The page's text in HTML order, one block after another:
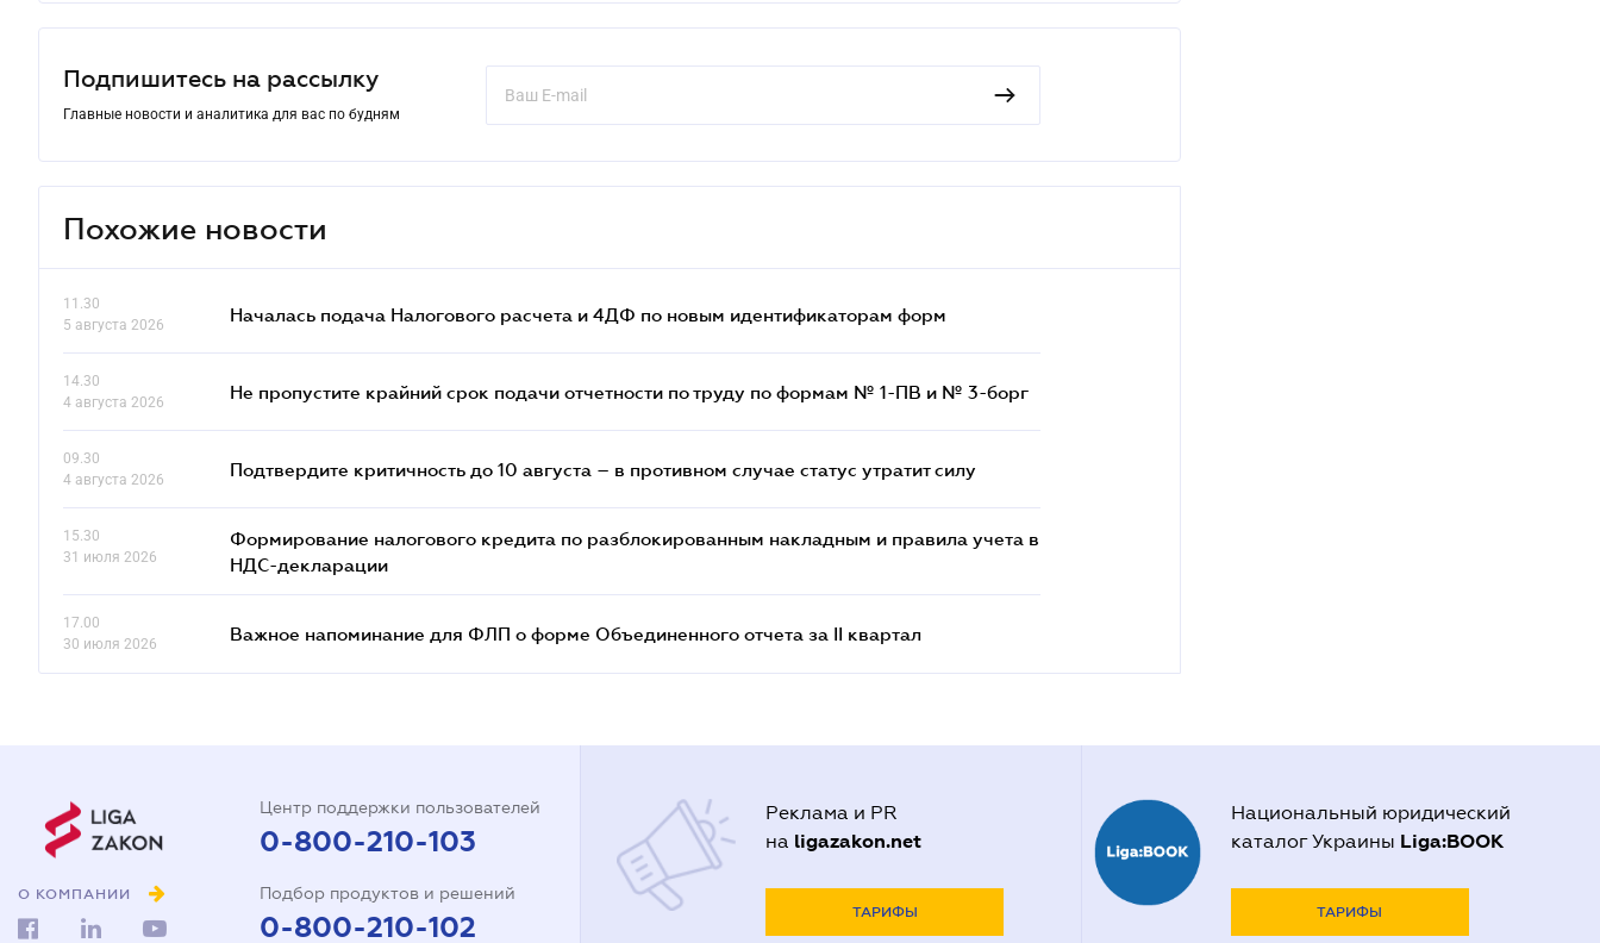
Подпишитесь на рассылку
Главные новости и аналитика для вас по будням
Похожие новости
11.30
5 августа 2026
Началась подача Налогового расчета и 4ДФ по новым идентификаторам форм
14.30
4 августа 2026
Не пропустите крайний срок подачи отчетности по труду по формам № 1-ПВ и № 3-борг
09.30
4 августа 2026
Подтвердите критичность до 10 августа – в противном случае статус утратит силу
15.30
31 июля 2026
Формирование налогового кредита по разблокированным накладным и правила учета в
НДС-декларации
17.00
30 июля 2026
Важное напоминание для ФЛП о форме Объединенного отчета за II квартал
О КОМПАНИИ
Центр поддержки пользователей
0-800-210-103
Подбор продуктов и решений
0-800-210-102
Реклама и PR
на ligazakon.net
ТАРИФЫ
Национальный юридический
каталог Украины Liga:BOOK
ТАРИФЫ